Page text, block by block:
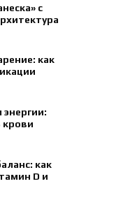
с
как
энергии:
крови
как
D и